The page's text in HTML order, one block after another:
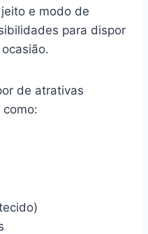
e modo de
para dispor
de atrativas